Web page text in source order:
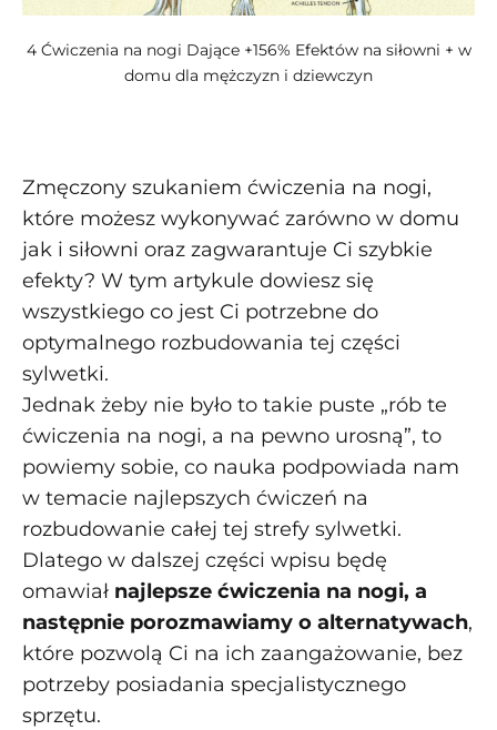
4 Ćwiczenia na nogi Dające +156% Efektów na siłowni + w
domu dla mężczyzn i dziewczyn
Zmęczony szukaniem ćwiczenia na nogi,
które możesz wykonywać zarówno w domu
jak i siłowni oraz zagwarantuje Ci szybkie
efekty? W tym artykule dowiesz się
wszystkiego co jest Ci potrzebne do
optymalnego rozbudowania tej części
sylwetki.
Jednak żeby nie było to takie puste „rób te
ćwiczenia na nogi, a na pewno urosną”, to
powiemy sobie, co nauka podpowiada nam
w temacie najlepszych ćwiczeń na
rozbudowanie całej tej strefy sylwetki.
Dlatego w dalszej części wpisu będę
omawiał najlepsze ćwiczenia na nogi, a
następnie porozmawiamy o alternatywach,
które pozwolą Ci na ich zaangażowanie, bez
potrzeby posiadania specjalistycznego
sprzętu.